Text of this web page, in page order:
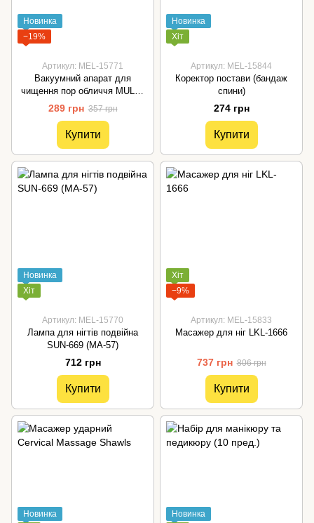
Новинка
−19%
Артикул: MEL-15771
Вакуумний апарат для
чищення пор обличчя MULTI-
FUNCTIONAL CLEANING
289 грн 357 грн
Купити
Новинка
Хіт
Артикул: MEL-15844
Коректор постави (бандаж
спини)
274 грн
Купити
Новинка
Хіт
Артикул: MEL-15770
Лампа для нігтів подвійна
SUN-669 (MA-57)
712 грн
Купити
Хіт
−9%
Артикул: MEL-15833
Масажер для ніг LKL-1666
737 грн 806 грн
Купити
Новинка
Новинка